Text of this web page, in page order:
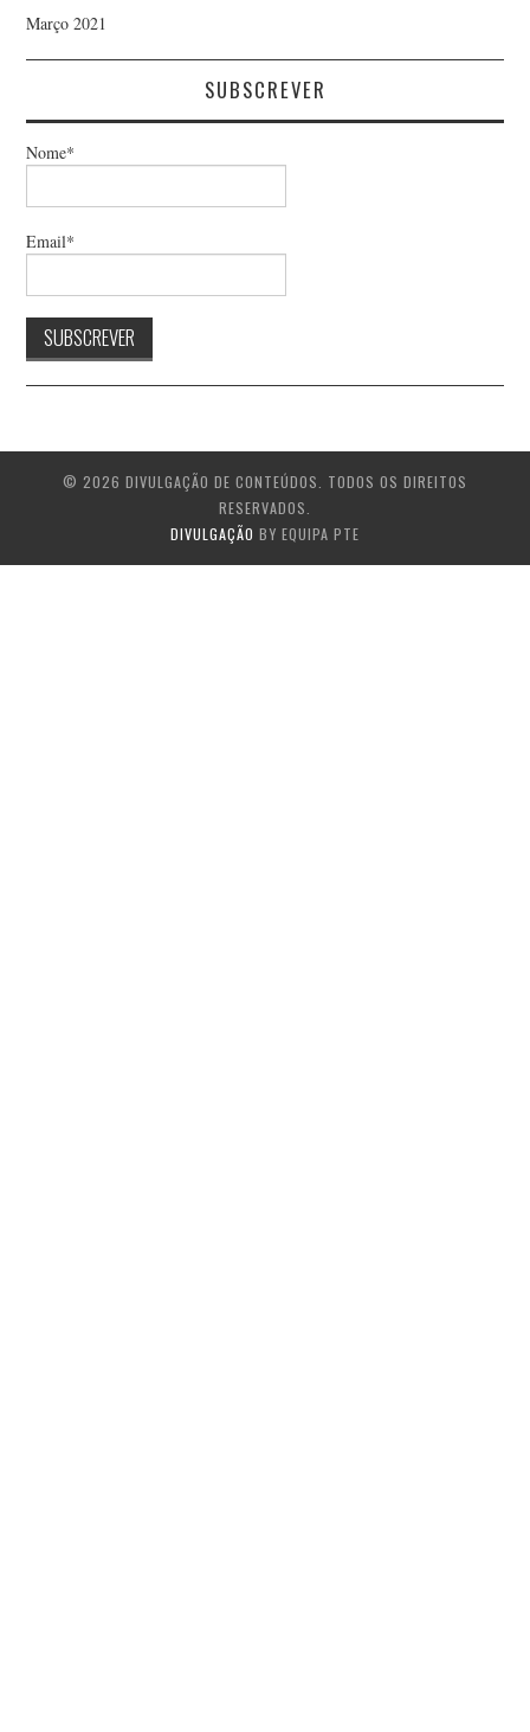
Março 2021
SUBSCREVER
Nome*
Email*
© 2026 DIVULGAÇÃO DE CONTEÚDOS. TODOS OS DIREITOS
RESERVADOS.
DIVULGAÇÃO BY EQUIPA PTE